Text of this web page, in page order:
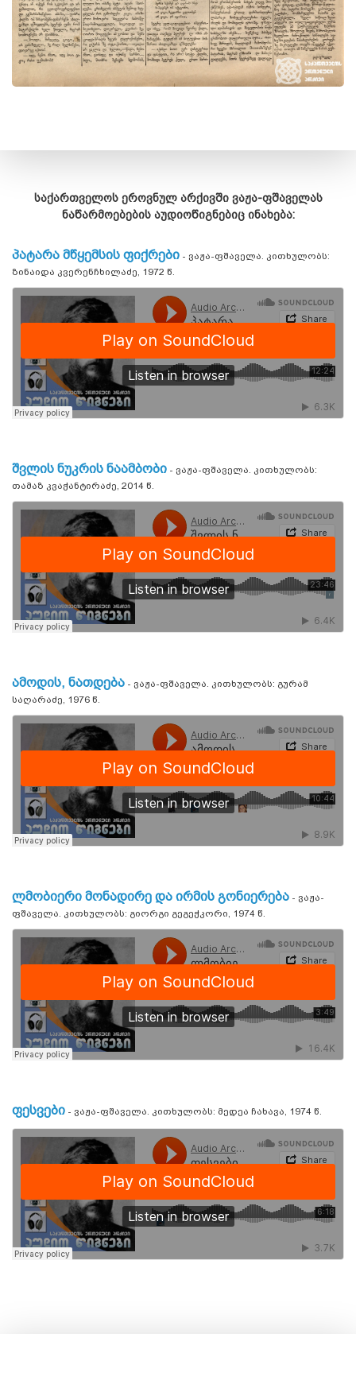
საქართველოს ეროვნულ არქივში ვაჟა-ფშაველას
ნაწარმოებების აუდიოწიგნებიც ინახება:
პატარა მწყემსის ფიქრები - ვაჟა-ფშაველა. კითხულობს:
ზინაიდა კვერენჩხილაძე, 1972 წ.
შვლის ნუკრის ნაამბობი - ვაჟა-ფშაველა. კითხულობს:
თამაზ კვაჭანტირაძე, 2014 წ.
ამოდის, ნათდება - ვაჟა-ფშაველა. კითხულობს: გურამ
საღარაძე, 1976 წ.
ლმობიერი მონადირე და ირმის გონიერება - ვაჟა-
ფშაველა. კითხულობს: გიორგი გეგეჭკორი, 1974 წ.
ფესვები - ვაჟა-ფშაველა. კითხულობს: მედეა ჩახავა, 1974 წ.